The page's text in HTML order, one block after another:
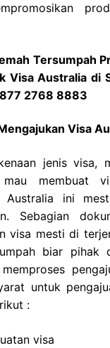
Tersumpah
Visa Australia di
2768 8883
Visa
jenis visa,
membuat
Australia ini
Sebagian
visa mesti di
biar pihak
untuk
:
visa